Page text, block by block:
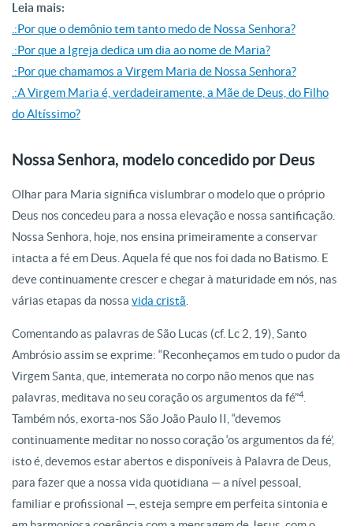
Leia mais:
.:Por que o demônio tem tanto medo de Nossa Senhora?
.:Por que a Igreja dedica um dia ao nome de Maria?
.:Por que chamamos a Virgem Maria de Nossa Senhora?
.:A Virgem Maria é, verdadeiramente, a Mãe de Deus, do Filho
do Altíssimo?
Nossa Senhora, modelo concedido por Deus
Olhar para Maria significa vislumbrar o modelo que o próprio
Deus nos concedeu para a nossa elevação e nossa santificação.
Nossa Senhora, hoje, nos ensina primeiramente a conservar
intacta a fé em Deus. Aquela fé que nos foi dada no Batismo. E
deve continuamente crescer e chegar à maturidade em nós, nas
várias etapas da nossa vida cristã.
Comentando as palavras de São Lucas (cf. Lc 2, 19), Santo
Ambrósio assim se exprime: “Reconheçamos em tudo o pudor da
Virgem Santa, que, intemerata no corpo não menos que nas
palavras, meditava no seu coração os argumentos da fé”4.
Também nós, exorta-nos São João Paulo II, “devemos
continuamente meditar no nosso coração ‘os argumentos da fé’,
isto é, devemos estar abertos e disponíveis à Palavra de Deus,
para fazer que a nossa vida quotidiana — a nível pessoal,
familiar e profissional —, esteja sempre em perfeita sintonia e